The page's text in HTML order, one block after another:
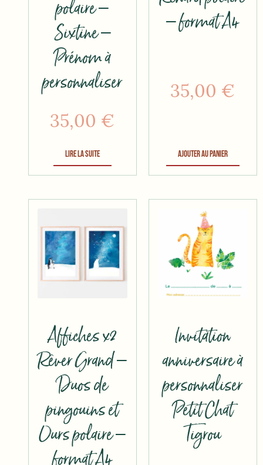
polaire –
Sixtine –
Prénom à
personnaliser
35,00 €
Lire la suite
– format A4
35,00 €
Ajouter au panier
Affiches x2
Rêver Grand –
Duos de
pingouins et
Ours polaire –
Invitation
anniversaire à
personnaliser
Petit Chat
Tigrou